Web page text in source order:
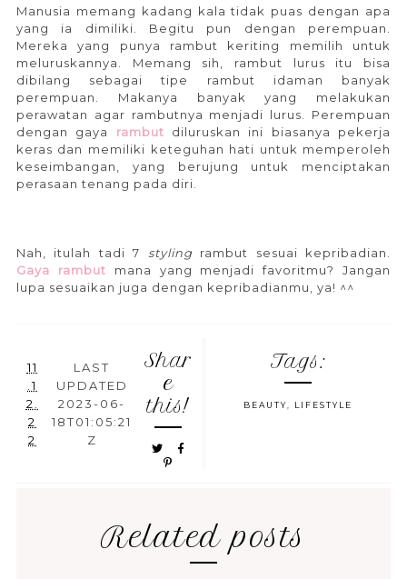
Manusia memang kadang kala tidak puas dengan apa
yang ia dimiliki. Begitu pun dengan perempuan.
Mereka yang punya rambut keriting memilih untuk
meluruskannya. Memang sih, rambut lurus itu bisa
dibilang sebagai tipe rambut idaman banyak
perempuan. Makanya banyak yang melakukan
perawatan agar rambutnya menjadi lurus. Perempuan
dengan gaya rambut diluruskan ini biasanya pekerja
keras dan memiliki keteguhan hati untuk memperoleh
keseimbangan, yang berujung untuk menciptakan
perasaan tenang pada diri.
Nah, itulah tadi 7 stylingrambut sesuai kepribadian.
Gaya
rambut mana yang menjadi favoritmu? Jangan
lupa sesuaikan juga dengan kepribadianmu, ya! ^^
11
.1
2.
2
2
LAST
UPDATED
2023-06-
18T01:05:21
Z
Shar
e
this!
Tags:
BEAUTY, LIFESTYLE
Related posts